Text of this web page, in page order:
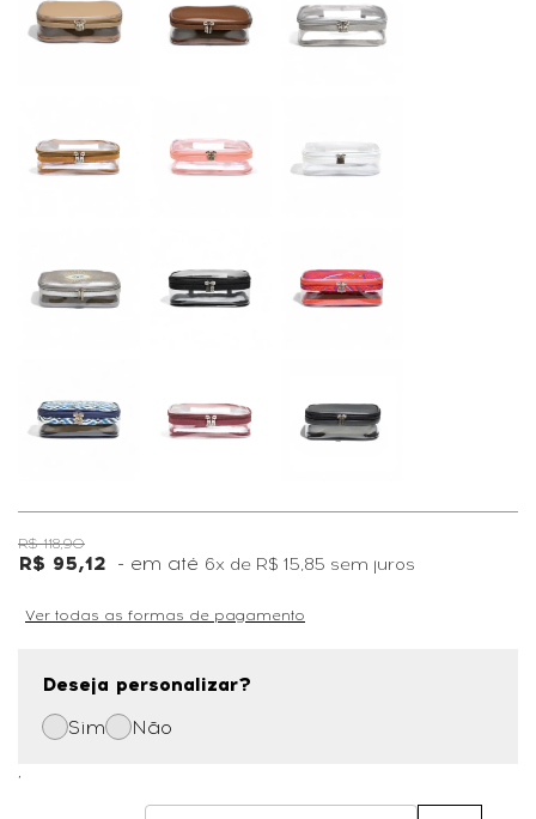
R$ 118,90
R$ 95,12 6x de R$ 15,85 sem juros
Ver todas as formas de pagamento
Deseja personalizar?
Sim
Não
,